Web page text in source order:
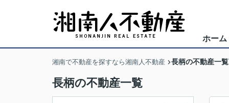
ホーム
湘南で不動産を探すなら湘南人不動産 長柄の不動産一覧
長柄の不動産一覧